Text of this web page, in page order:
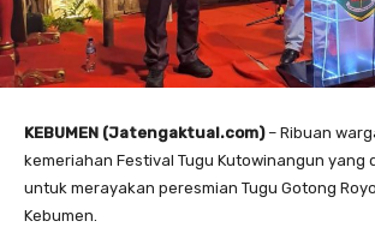
KEBUMEN (Jatengaktual.com) – Ribuan
kemeriahan Festival Tugu Kutowinangun yang
untuk merayakan peresmian Tugu Gotong
Kebumen.